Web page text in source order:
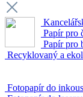
Papír pro
Papír pro
Recyklovaný a
Fotopapír do